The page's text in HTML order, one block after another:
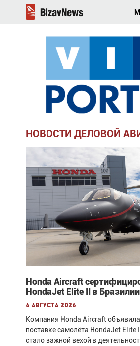
НОВОСТИ ДЕЛОВОЙ
Honda Aircraft
HondaJet Elite II в Бразилии
6 августа 2026
Компания Honda Aircraft
поставке самолёта HondaJet Elite
стало важной вехой в